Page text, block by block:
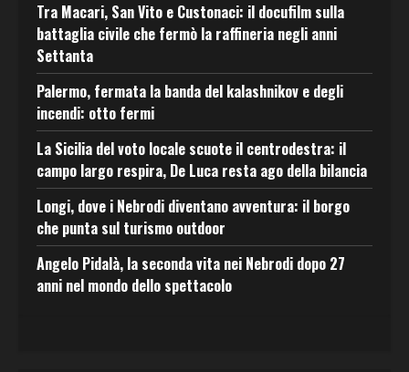
Tra Macari, San Vito e Custonaci: il docufilm sulla
battaglia civile che fermò la raffineria negli anni
Settanta
Palermo, fermata la banda del kalashnikov e degli
incendi: otto fermi
La Sicilia del voto locale scuote il centrodestra: il
campo largo respira, De Luca resta ago della bilancia
Longi, dove i Nebrodi diventano avventura: il borgo
che punta sul turismo outdoor
Angelo Pidalà, la seconda vita nei Nebrodi dopo 27
anni nel mondo dello spettacolo